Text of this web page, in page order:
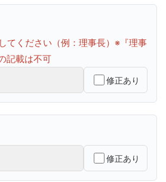
てください（例：理事長）※『理事
記載は不可
修正あり
修正あり